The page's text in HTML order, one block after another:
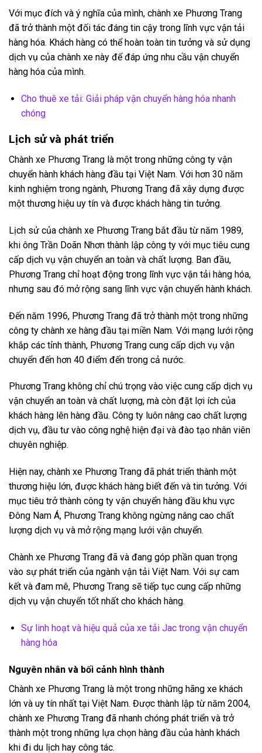
Với mục đích và ý nghĩa của mình, chành xe Phương Trang
đã trở thành một đối tác đáng tin cậy trong lĩnh vực vận tải
hàng hóa. Khách hàng có thể hoàn toàn tin tưởng và sử dụng
dịch vụ của chành xe này để đáp ứng nhu cầu vận chuyển
hàng hóa của mình.
Cho thuê xe tải: Giải pháp vận chuyển hàng hóa nhanh
chóng
Lịch sử và phát triển
Chành xe Phương Trang là một trong những công ty vận
chuyển hành khách hàng đầu tại Việt Nam. Với hơn 30 năm
kinh nghiệm trong ngành, Phương Trang đã xây dựng được
một thương hiệu uy tín và được khách hàng tin tưởng.
Lịch sử của chành xe Phương Trang bắt đầu từ năm 1989,
khi ông Trần Doãn Nhơn thành lập công ty với mục tiêu cung
cấp dịch vụ vận chuyển an toàn và chất lượng. Ban đầu,
Phương Trang chỉ hoạt động trong lĩnh vực vận tải hàng hóa,
nhưng sau đó mở rộng sang lĩnh vực vận chuyển hành khách.
Đến năm 1996, Phương Trang đã trở thành một trong những
công ty chành xe hàng đầu tại miền Nam. Với mạng lưới rộng
khắp các tỉnh thành, Phương Trang cung cấp dịch vụ vận
chuyển đến hơn 40 điểm đến trong cả nước.
Phương Trang không chỉ chú trọng vào việc cung cấp dịch vụ
vận chuyển an toàn và chất lượng, mà còn đặt lợi ích của
khách hàng lên hàng đầu. Công ty luôn nâng cao chất lượng
dịch vụ, đầu tư vào công nghệ hiện đại và đào tạo nhân viên
chuyên nghiệp.
Hiện nay, chành xe Phương Trang đã phát triển thành một
thương hiệu lớn, được khách hàng biết đến và tin tưởng. Với
mục tiêu trở thành công ty vận chuyển hàng đầu khu vực
Đông Nam Á, Phương Trang không ngừng nâng cao chất
lượng dịch vụ và mở rộng mạng lưới vận chuyển.
Chành xe Phương Trang đã và đang góp phần quan trọng
vào sự phát triển của ngành vận tải Việt Nam. Với sự cam
kết và đam mê, Phương Trang sẽ tiếp tục cung cấp những
dịch vụ vận chuyển tốt nhất cho khách hàng.
Sự linh hoạt và hiệu quả của xe tải Jac trong vận chuyển
hàng hóa
Nguyên nhân và bối cảnh hình thành
Chành xe Phương Trang là một trong những hãng xe khách
lớn và uy tín nhất tại Việt Nam. Được thành lập từ năm 2004,
chành xe Phương Trang đã nhanh chóng phát triển và trở
thành một trong những lựa chọn hàng đầu của hành khách
khi đi du lịch hay công tác.